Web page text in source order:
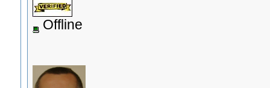
Offline